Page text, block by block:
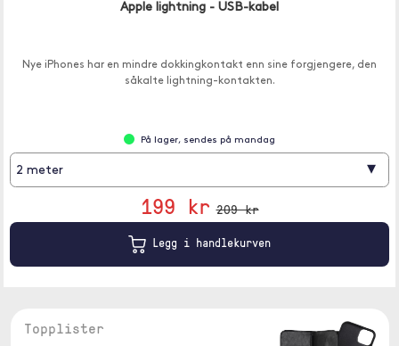
Apple lightning - USB-kabel
Nye iPhones har en mindre dokkingkontakt enn sine forgjengere, den
såkalte lightning-kontakten.
På lager, sendes på mandag
2 meter ▾
199 kr 209 kr
Legg i handlekurven
Topplister